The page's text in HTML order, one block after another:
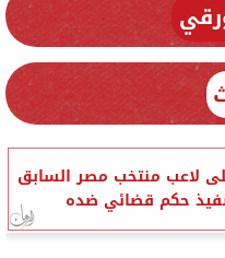
لاعب منتخب مصر السابق
حكم قضائي ضده